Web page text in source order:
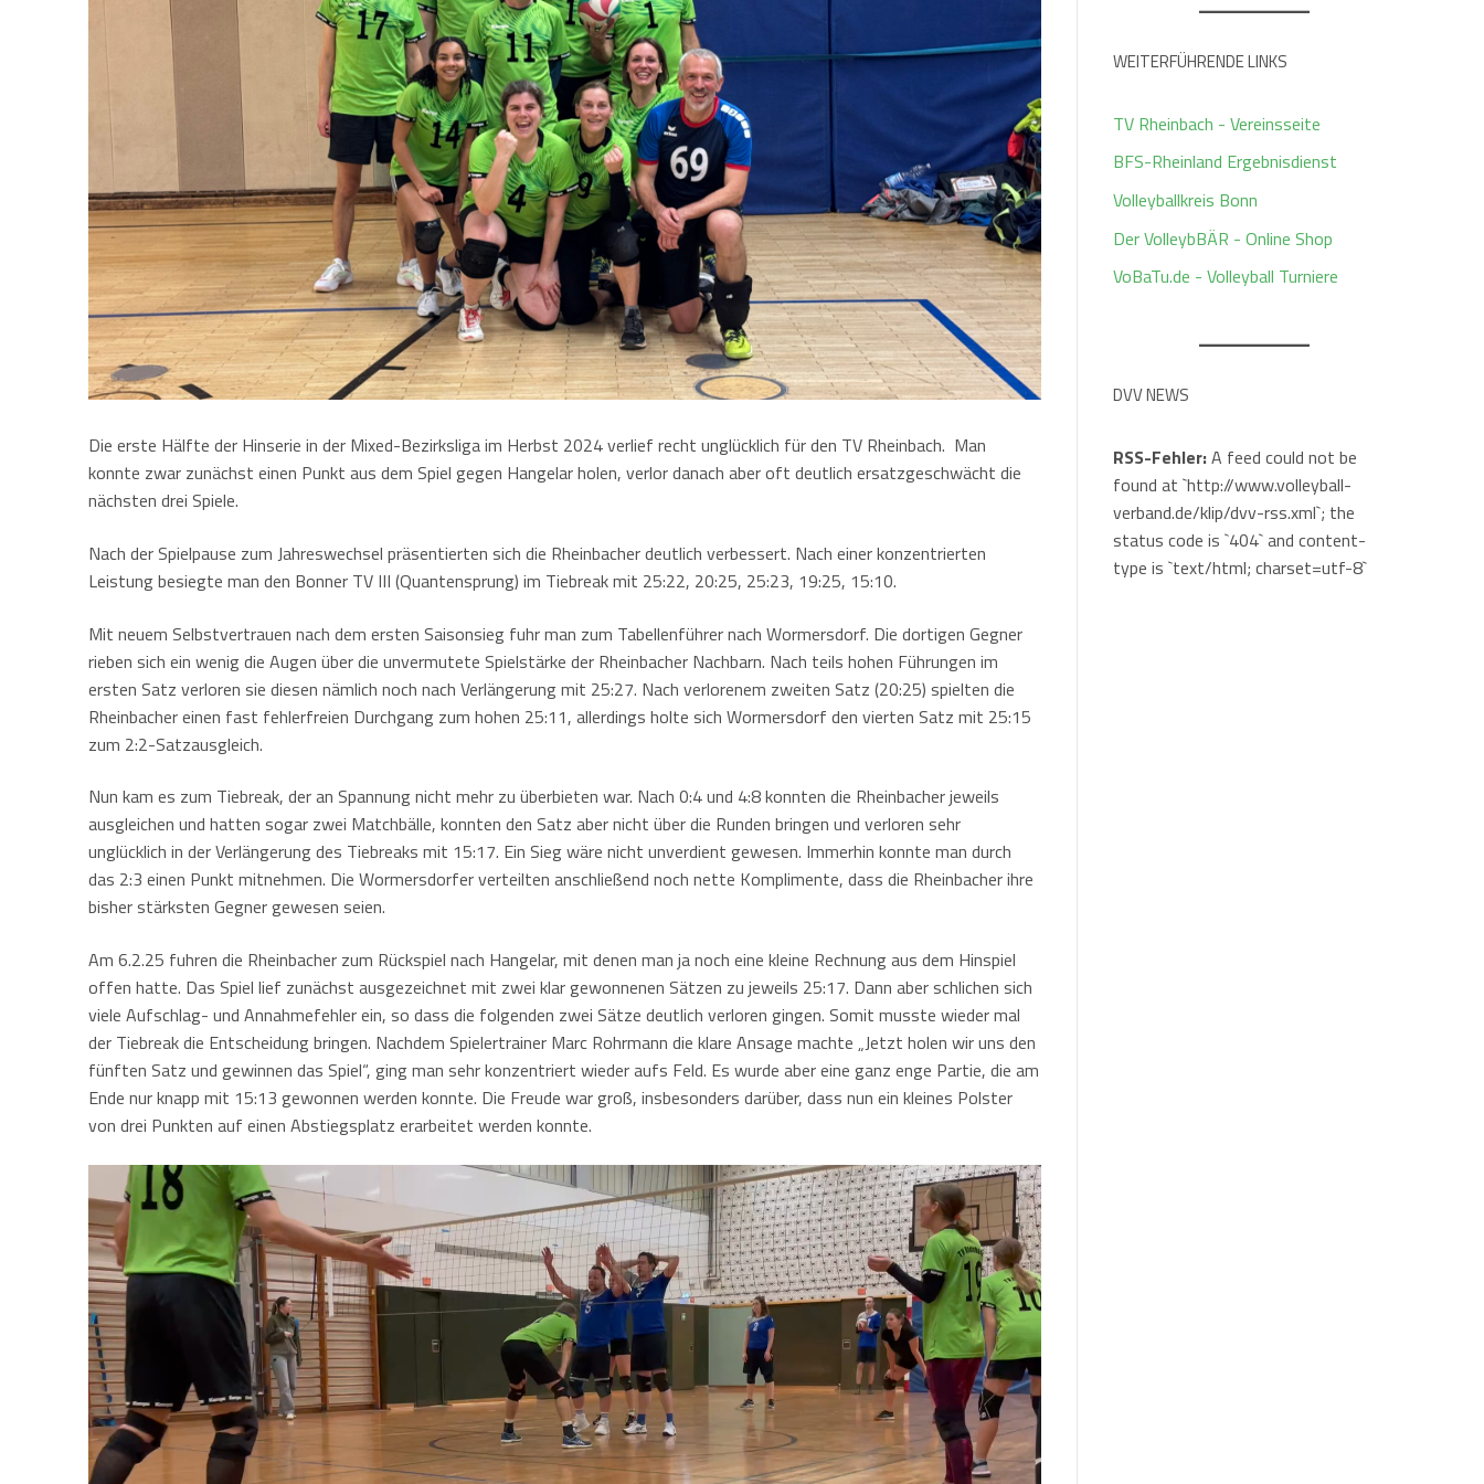
Kontaktformular
Senioren Mixed
Über die Mannschaft
Kontaktformular
Fotos
Herren
Damen
Mixed
Kontakt
Kontaktformular
Anfahrt
Impressum
Datenschutzerklärung
Jobs
Die erste Hälfte der Hinserie in der Mixed-Bezirksliga im Herbst 2024 verlief recht unglücklich für den TV Rheinbach. Man
konnte zwar zunächst einen Punkt aus dem Spiel gegen Hangelar holen, verlor danach aber oft deutlich ersatzgeschwächt die
nächsten drei Spiele.
Nach der Spielpause zum Jahreswechsel präsentierten sich die Rheinbacher deutlich verbessert. Nach einer konzentrierten
Leistung besiegte man den Bonner TV III (Quantensprung) im Tiebreak mit 25:22, 20:25, 25:23, 19:25, 15:10.
Mit neuem Selbstvertrauen nach dem ersten Saisonsieg fuhr man zum Tabellenführer nach Wormersdorf. Die dortigen Gegner
rieben sich ein wenig die Augen über die unvermutete Spielstärke der Rheinbacher Nachbarn. Nach teils hohen Führungen im
ersten Satz verloren sie diesen nämlich noch nach Verlängerung mit 25:27. Nach verlorenem zweiten Satz (20:25) spielten die
Rheinbacher einen fast fehlerfreien Durchgang zum hohen 25:11, allerdings holte sich Wormersdorf den vierten Satz mit 25:15
zum 2:2-Satzausgleich.
Nun kam es zum Tiebreak, der an Spannung nicht mehr zu überbieten war. Nach 0:4 und 4:8 konnten die Rheinbacher jeweils
ausgleichen und hatten sogar zwei Matchbälle, konnten den Satz aber nicht über die Runden bringen und verloren sehr
unglücklich in der Verlängerung des Tiebreaks mit 15:17. Ein Sieg wäre nicht unverdient gewesen. Immerhin konnte man durch
das 2:3 einen Punkt mitnehmen. Die Wormersdorfer verteilten anschließend noch nette Komplimente, dass die Rheinbacher ihre
bisher stärksten Gegner gewesen seien.
Am 6.2.25 fuhren die Rheinbacher zum Rückspiel nach Hangelar, mit denen man ja noch eine kleine Rechnung aus dem Hinspiel
offen hatte. Das Spiel lief zunächst ausgezeichnet mit zwei klar gewonnenen Sätzen zu jeweils 25:17. Dann aber schlichen sich
viele Aufschlag- und Annahmefehler ein, so dass die folgenden zwei Sätze deutlich verloren gingen. Somit musste wieder mal
der Tiebreak die Entscheidung bringen. Nachdem Spielertrainer Marc Rohrmann die klare Ansage machte „Jetzt holen wir uns den
fünften Satz und gewinnen das Spiel“, ging man sehr konzentriert wieder aufs Feld. Es wurde aber eine ganz enge Partie, die am
Ende nur knapp mit 15:13 gewonnen werden konnte. Die Freude war groß, insbesonders darüber, dass nun ein kleines Polster
von drei Punkten auf einen Abstiegsplatz erarbeitet werden konnte.
WEITERFÜHRENDE LINKS
TV Rheinbach - Vereinsseite
BFS-Rheinland Ergebnisdienst
Volleyballkreis Bonn
Der VolleybBÄR - Online Shop
VoBaTu.de - Volleyball Turniere
DVV NEWS
RSS-Fehler:A feed could not be
found at `http://www.volleyball-
verband.de/klip/dvv-rss.xml`; the
status code is `404` and content-
type is `text/html; charset=utf-8`